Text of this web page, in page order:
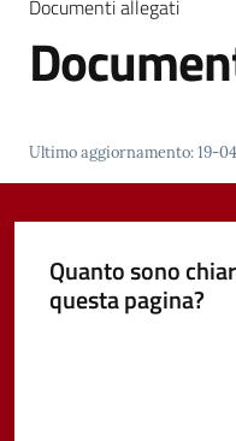
Amministrazione
Novità
Menu selezionato
Vivere
Documenti allegati
Ultimo aggiornamento:19-
Quanto sono
questa pagina?